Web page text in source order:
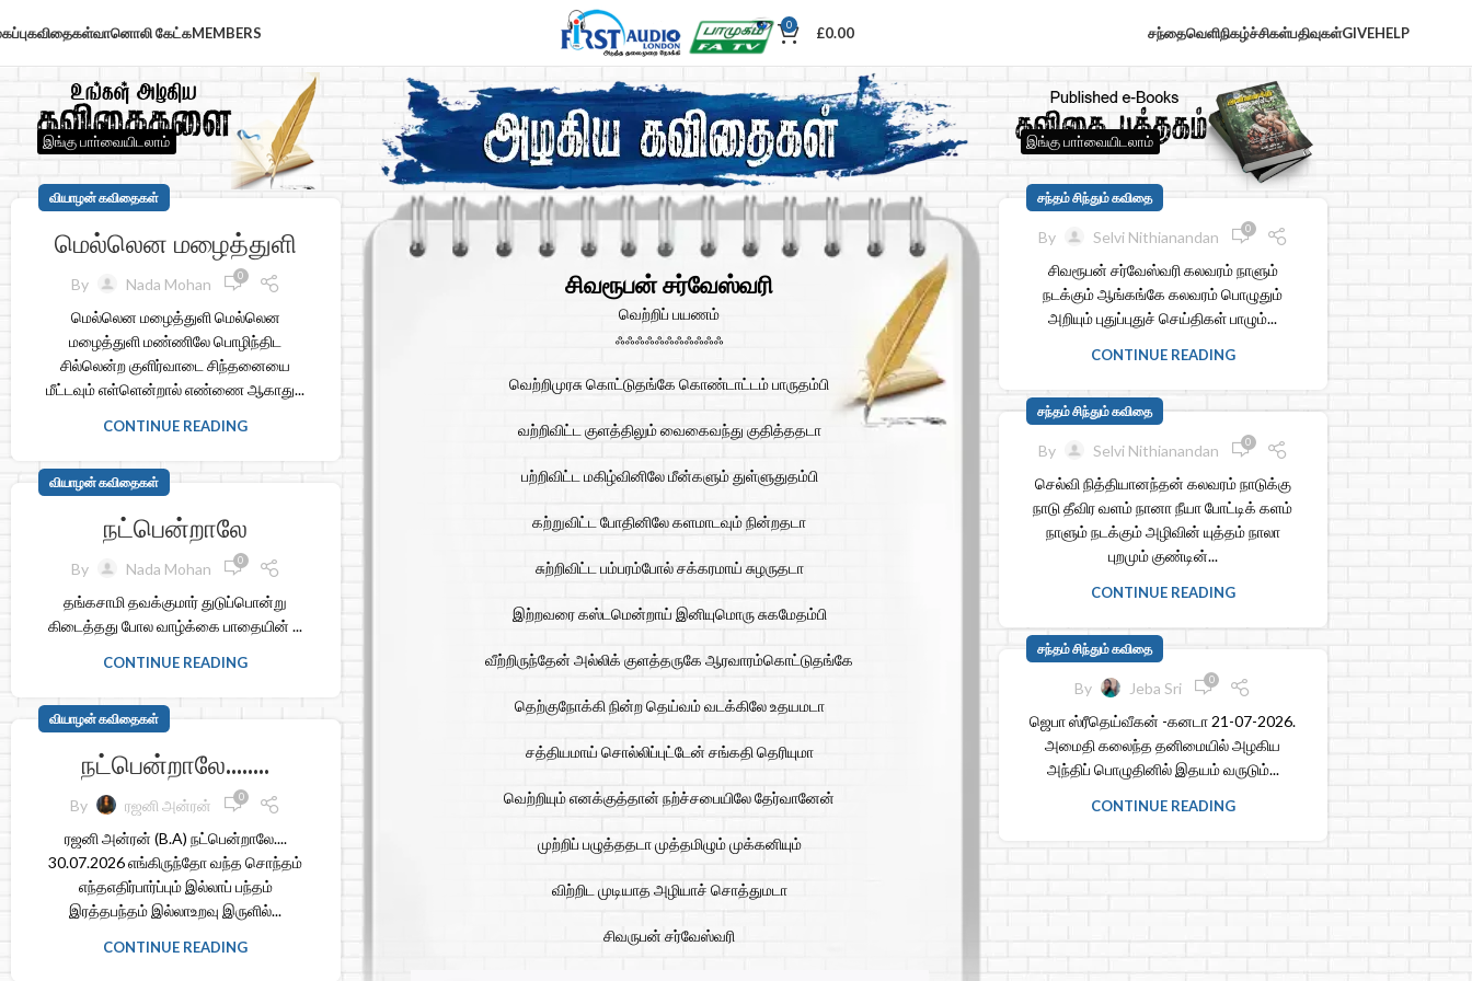
கவிதைகள்வானொலி கேட்கMEMBERS 0 £0.00 சந்தைவெளிநிகழ்ச்சிகள்பதிவுகள்GIVEHELP
இங்கு பாா்வையிடலாம் இங்கு பாா்வையிடலாம்
வியாழன் கவிதைகள்
மெல்லென மழைத்துளி
By Nada Mohan 0
மெல்லென மழைத்துளி மெல்லென
மழைத்துளி மண்ணிலே பொழிந்திட
சில்லென்ற குளிர்வாடை சிந்தனையை
மீட்டவும் எள்ளென்றால் எண்ணை ஆகாது...
CONTINUE READING
வியாழன் கவிதைகள்
நட்பென்றாலே
By Nada Mohan 0
தங்கசாமி தவக்குமார் துடுப்பொன்று
கிடைத்தது போல வாழ்க்கை பாதையின் ...
CONTINUE READING
வியாழன் கவிதைகள்
நட்பென்றாலே……..
By ரஜனி அன்ரன் 0
ரஜனி அன்ரன் (B.A) நட்பென்றாலே....
30.07.2026 எங்கிருந்தோ வந்த சொந்தம்
எந்தஎதிர்பார்ப்பும் இல்லாப் பந்தம்
இரத்தபந்தம் இல்லாஉறவு இருளில்...
CONTINUE READING
சிவரூபன் சர்வேஸ்வரி
வெற்றிப் பயணம்
ஃஃஃஃஃஃஃஃஃஃஃ
வெற்றிமுரசு கொட்டுதங்கே கொண்டாட்டம் பாருதம்பி
வற்றிவிட்ட குளத்திலும் வைகைவந்து குதித்ததடா
பற்றிவிட்ட மகிழ்வினிலே மீன்களும் துள்ளுதுதம்பி
கற்றுவிட்ட போதினிலே களமாடவும் நின்றதடா
சுற்றிவிட்ட பம்பரம்போல் சக்கரமாய் சுழருதடா
இற்றவரை கஸ்டமென்றாய் இனியுமொரு சுகமேதம்பி
வீற்றிருந்தேன் அல்லிக் குளத்தருகே ஆரவாரம்கொட்டுதங்கே
தெற்குநோக்கி நின்ற தெய்வம் வடக்கிலே உதயமடா
சத்தியமாய் சொல்லிப்புட்டேன் சங்கதி தெரியுமா
வெற்றியும் எனக்குத்தான் நற்ச்சபையிலே தேர்வானேன்
முற்றிப் பழுத்ததடா முத்தமிழும் முக்கனியும்
விற்றிட முடியாத அழியாச் சொத்துமடா
சிவருபன் சர்வேஸ்வரி
சந்தம் சிந்தும் கவிதை
By Selvi Nithianandan 0
சிவரூபன் சர்வேஸ்வரி கலவரம் நாளும்
நடக்கும் ஆங்கங்கே கலவரம் பொழுதும்
அறியும் புதுப்புதுச் செய்திகள் பாழும்...
CONTINUE READING
சந்தம் சிந்தும் கவிதை
By Selvi Nithianandan 0
செல்வி நித்தியானந்தன் கலவரம் நாடுக்கு
நாடு தீவிர வளம் நானா நீயா போட்டிக் களம்
நாளும் நடக்கும் அழிவின் யுத்தம் நாலா
புறமும் குண்டின்...
CONTINUE READING
சந்தம் சிந்தும் கவிதை
By Jeba Sri 0
ஜெபா ஸ்ரீதெய்வீகன் -கனடா 21-07-2026.
அமைதி கலைந்த தனிமையில் அழகிய
அந்திப் பொழுதினில் இதயம் வருடும்...
CONTINUE READING